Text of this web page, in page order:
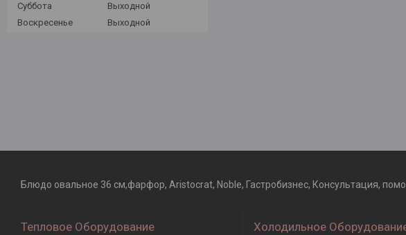
Суббота
Выходной
Воскресенье
Выходной
Блюдо овальное 36 см,фарфор, Aristocrat, Noble, Гастробизнес, Консультация,
Тепловое Оборудование Холодильное